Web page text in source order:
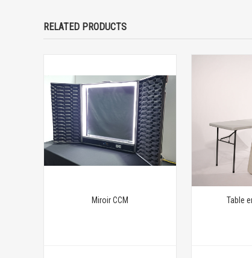
RELATED PRODUCTS
Miroir CCM Table